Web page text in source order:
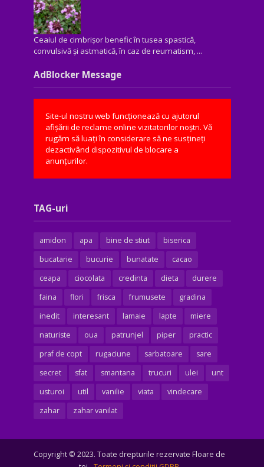
Ceaiul de cimbrișor benefic în tusea spastică,
convulsivă şi astmatică, în caz de reumatism, ...
AdBlocker Message
Site-ul nostru web funcționează cu ajutorul
afișării de reclame online vizitatorilor noștri. Vă
rugăm să luați în considerare să ne susțineți
dezactivând dispozitivul de blocare a
anunțurilor.
TAG-uri
amidon apa bine de stiut
biserica
bucatarie
bucurie bunatate
cacao
ceapa
ciocolata credinta dieta
durere
faina
flori frisca frumusete
gradina
inedit
interesant lamaie lapte
miere
naturiste
oua patrunjel piper
practic
praf de copt
rugaciune sarbatoare
sare
secret
sfat smantana trucuri ulei
unt
usturoi
util vanilie viata
vindecare
zahar
zahar vanilat
Copyright © 2023. Toate drepturile rezervate Floare de